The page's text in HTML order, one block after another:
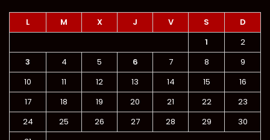
L M X J V S
D
1
2
3
4 5 6 7 8
9
10
11 12 13 14 15
16
17
18 19 20 21 22
23
24
25 26 27 28 29
30